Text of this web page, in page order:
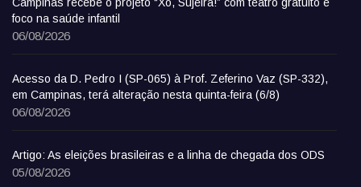
foco na saúde infantil
06/08/2026
Acesso da D. Pedro I (SP-065) à Prof. Zeferino Vaz (SP-332),
em Campinas, terá alteração nesta quinta-feira (6/8)
06/08/2026
Artigo: As eleições brasileiras e a linha de chegada dos ODS
05/08/2026